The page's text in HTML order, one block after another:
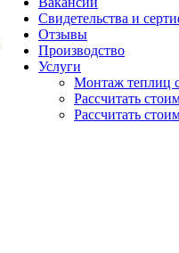
Свидетельства и
Отзывы
Производство
Услуги
Монтаж теплиц
Рассчитать
Рассчитать